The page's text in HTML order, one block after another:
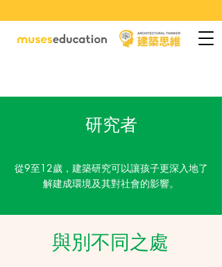
​研究者
從9至12歲，建築研究可以讓孩子更深入地了
解建成環境及其對社會的影響。
與別不同之處